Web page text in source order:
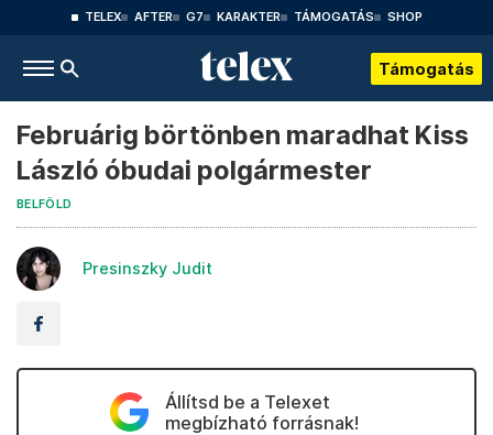
TELEX AFTER G7 KARAKTER TÁMOGATÁS SHOP
Támogatás
Februárig börtönben maradhat Kiss
László óbudai polgármester
BELFÖLD
Presinszky Judit
Állítsd be a Telexet
megbízható forrásnak!